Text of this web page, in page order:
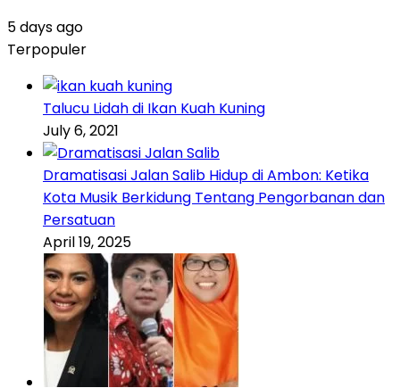
5 days ago
Terpopuler
Talucu Lidah di Ikan Kuah Kuning
July 6, 2021
Dramatisasi Jalan Salib Hidup di Ambon: Ketika
Kota Musik Berkidung Tentang Pengorbanan dan
Persatuan
April 19, 2025